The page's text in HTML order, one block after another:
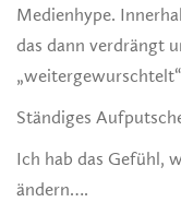
Medienhype.
das dann verdrängt
Ständiges
Ich hab das Gefühl,
ändern….